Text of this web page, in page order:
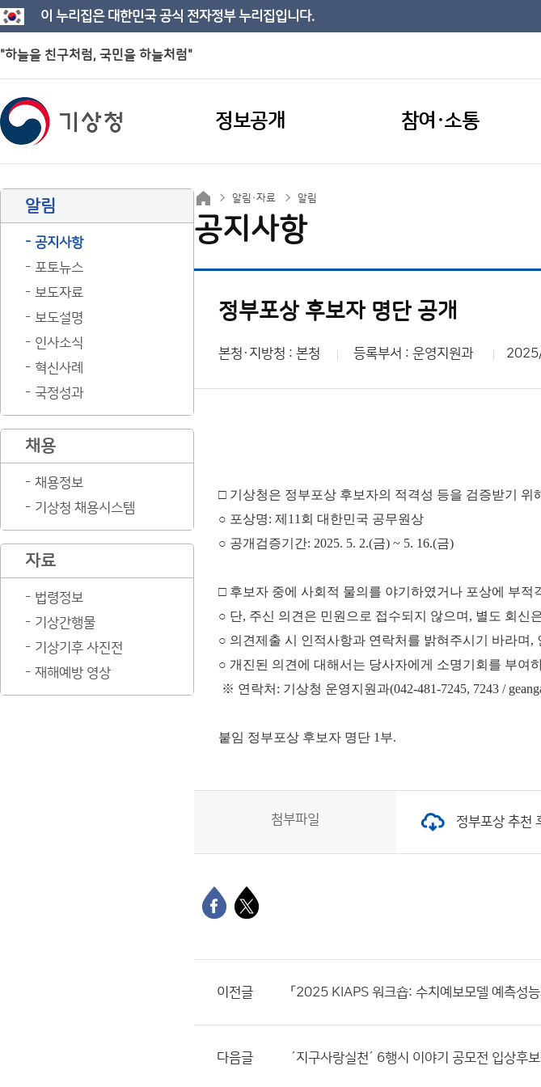
이 누리집은 대한민국 공식 전자정부 누리집입니다.
"하늘을 친구처럼, 국민을 하늘처럼"
정보공개 참여·소통
알림
공지사항
포토뉴스
보도자료
보도설명
인사소식
혁신사례
국정성과
채용
채용정보
기상청 채용시스템
자료
법령정보
기상간행물
기상기후 사진전
재해예방 영상
알림·자료 알림
공지사항
정부포상 후보자 명단 공개
본청·지방청 : 본청 등록부서 : 운영지원과
□ 기상청은 정부포상 후보자의 적격성 등을 검증받기
○ 포상명: 제11회 대한민국 공무원상
○ 공개검증기간: 2025. 5. 2.(금) ~ 5. 16.(금)
□ 후보자 중에 사회적 물의를 야기하였거나 포상에 부
○ 단, 주신 의견은 민원으로 접수되지 않으며, 별도 회신
○ 의견제출 시 인적사항과 연락처를 밝혀주시기 바라며,
○ 개진된 의견에 대해서는 당사자에게 소명기회를 부여
※ 연락처: 기상청 운영지원과(042-481-7245, 7243 /
붙임 정부포상 후보자 명단 1부.
첨부파일 정부포상 추천
이전글 「2025 KIAPS 워크숍: 수치예보모델 예측성능
다음글 ´지구사랑실천´ 6행시 이야기 공모전 입상후